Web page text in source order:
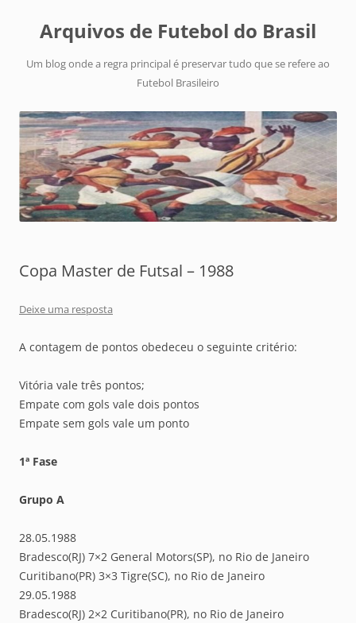
Arquivos de Futebol do Brasil
Um blog onde a regra principal é preservar tudo que se refere ao
Futebol Brasileiro
Copa Master de Futsal – 1988
Deixe uma resposta
A contagem de pontos obedeceu o seguinte critério:
Vitória vale três pontos;
Empate com gols vale dois pontos
Empate sem gols vale um ponto
1ª Fase
Grupo A
28.05.1988
Bradesco(RJ) 7×2 General Motors(SP), no Rio de Janeiro
Curitibano(PR) 3×3 Tigre(SC), no Rio de Janeiro
29.05.1988
Bradesco(RJ) 2×2 Curitibano(PR), no Rio de Janeiro